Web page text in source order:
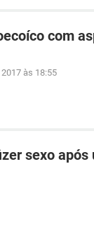
com
2017 às 18:55
sexo